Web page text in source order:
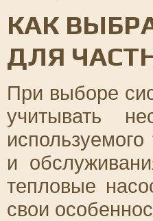
КАК
ДЛЯ
При выборе
учитывать
и
тепловые
свои